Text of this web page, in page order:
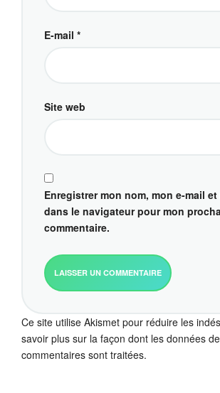
E-mail *
Site web
Enregistrer mon nom, mon e-mail
dans le navigateur pour mon
commentaire.
Ce site utilise Akismet pour réduire les
savoir plus sur la façon dont les données
commentaires sont traitées.